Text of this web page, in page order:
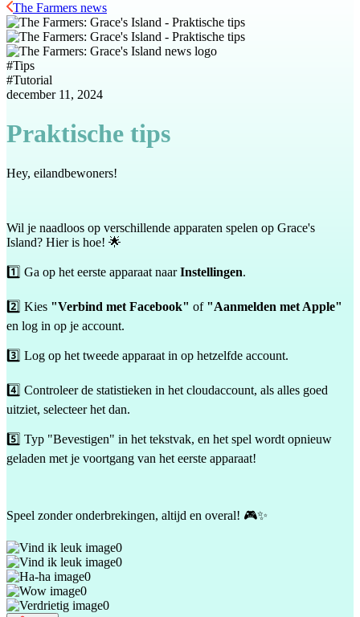
The Farmers news
#Tips
#Tutorial
december 11, 2024
Praktische tips
Hey, eilandbewoners!
Wil je naadloos op verschillende apparaten spelen op Grace's
Island? Hier is hoe! 🌟
1️⃣ Ga op het eerste apparaat naarInstellingen.
2️⃣ Kies "Verbind met Facebook" of "Aanmelden met Apple"
en log in op je account.
3️⃣ Log op het tweede apparaat in op hetzelfde account.
4️⃣ Controleer de statistieken in het cloudaccount, als alles goed
uitziet, selecteer het dan.
5️⃣ Typ "Bevestigen" in het tekstvak, en het spel wordt opnieuw
geladen met je voortgang van het eerste apparaat!
Speel zonder onderbrekingen, altijd en overal! 🎮✨
0
0
0
0
0